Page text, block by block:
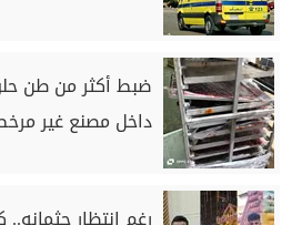
ضبط أكثر من طن
داخل مصنع غير